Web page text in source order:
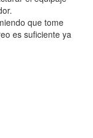
que tome
es suficiente ya